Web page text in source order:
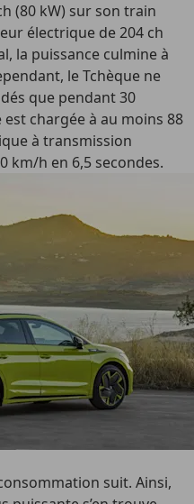
(80 kW) sur son train
électrique de 204 ch
la puissance culmine à
le Tchèque ne
que pendant 30
chargée à au moins 88
à transmission
km/h en 6,5 secondes.
suit. Ainsi,